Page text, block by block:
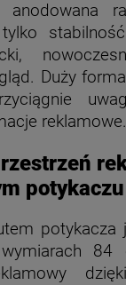
anodowana
Duży
reklamowe.